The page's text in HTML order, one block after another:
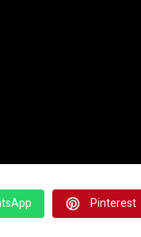
Pinterest